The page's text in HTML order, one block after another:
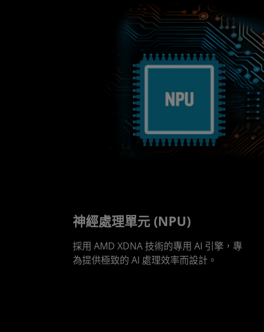
神經處理單元 (NPU)
採用 AMD XDNA 技術的專用 AI 引擎，專
為提供極致的 AI 處理效率而設計。